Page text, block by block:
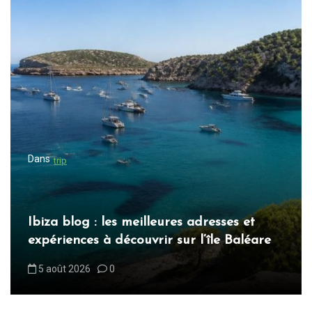
o
n
d
l
et
l’île Baléare
Dans
Blog ibiza : les
découvrir sur l’île blanche
6 août 2026